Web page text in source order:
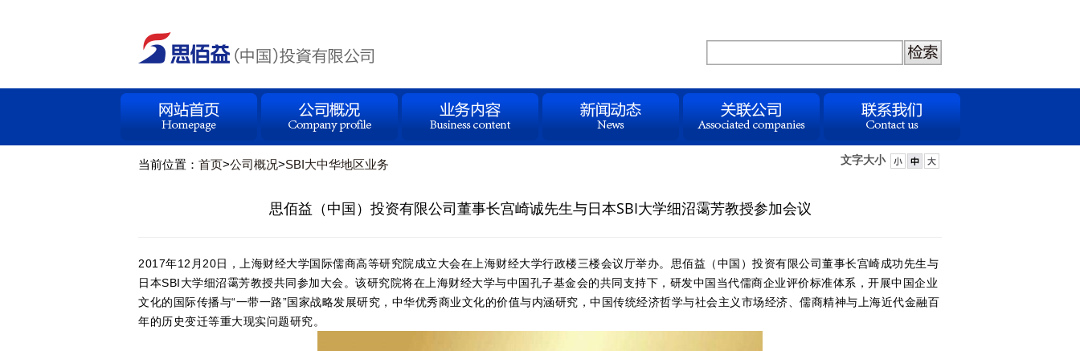
当前位置： 首页>公司概况>SBI大中华地区业务 文字大小
思佰益（中国）投资有限公司董事长宫崎诚先生与日本SBI大学细沼霭芳教授参加会议
2017年12月20日，上海财经大学国际儒商高等研究院成立大会在上海财经大学行政楼三楼会议厅举办。思佰益（中国）投资有限公司董事长宫崎成功先生与
日本SBI大学细沼霭芳教授共同参加大会。该研究院将在上海财经大学与中国孔子基金会的共同支持下，研发中国当代儒商企业评价标准体系，开展中国企业
文化的国际传播与“一带一路”国家战略发展研究，中华优秀商业文化的价值与内涵研究，中国传统经济哲学与社会主义市场经济、儒商精神与上海近代金融百
年的历史变迁等重大现实问题研究。